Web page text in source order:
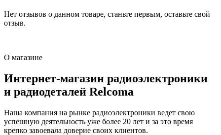
Нет отзывов о данном товаре, станьте первым, оставьте свой
отзыв.
О магазине
Интернет-магазин радиоэлектроники
и радиодеталей Relcoma
Наша компания на рынке радиоэлектроники ведет свою
успешную деятельность уже более 20 лет и за это время
крепко завоевала доверие своих клиентов.